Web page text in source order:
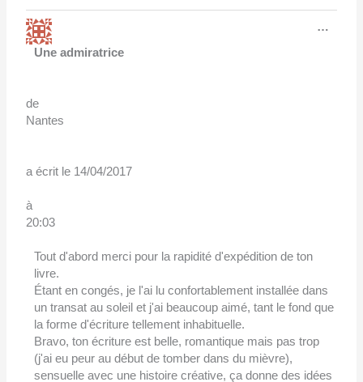
Une admiratrice
de
Nantes
a écrit le 14/04/2017
à
20:03
Tout d'abord merci pour la rapidité d'expédition de ton
livre.
Étant en congés, je l'ai lu confortablement installée dans
un transat au soleil et j'ai beaucoup aimé, tant le fond que
la forme d'écriture tellement inhabituelle.
Bravo, ton écriture est belle, romantique mais pas trop
(j'ai eu peur au début de tomber dans du mièvre),
sensuelle avec une histoire créative, ça donne des idées
…
cette